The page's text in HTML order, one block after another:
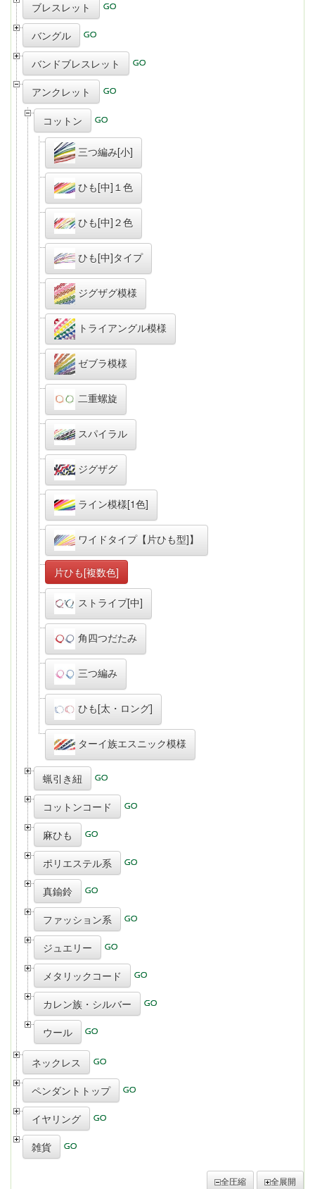
ブレスレット
バングル
バンドブレスレット
アンクレット
コットン
三つ編み[小]
ひも[中]１色
ひも[中]２色
ひも[中]タイプ
ジグザグ模様
トライアングル模様
ゼブラ模様
二重螺旋
スパイラル
ジグザグ
ライン模様[1色]
ワイドタイプ【片ひも型]】
片ひも[複数色]
ストライプ[中]
角四つだたみ
三つ編み
ひも[太・ロング]
ターイ族エスニック模様
蝋引き紐
コットンコード
麻ひも
ポリエステル系
真鍮鈴
ファッション系
ジュエリー
メタリックコード
カレン族・シルバー
ウール
ネックレス
ペンダントトップ
イヤリング
雑貨
全圧縮 全展開